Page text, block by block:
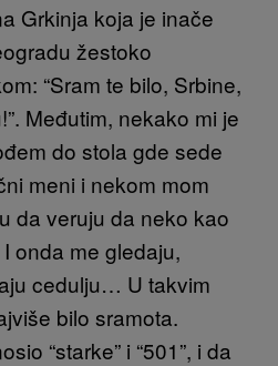
Grkinja koja je inače
žestoko
“Sram te bilo, Srbine,
Međutim, nekako mi je
do stola gde sede
meni i nekom mom
da veruju da neko kao
onda me gledaju,
cedulju… U takvim
bilo sramota.
“starke” i “501”, i da